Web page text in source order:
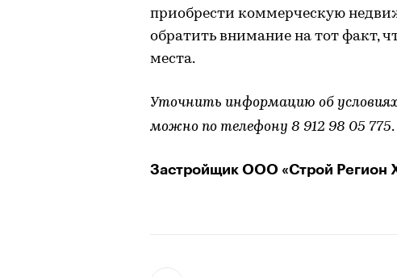
приобрести коммерческую
обратить внимание на тот факт,
места.
Уточнить информацию об
можно по телефону 8 912 98 05 775.
Застройщик ООО «Строй Регион